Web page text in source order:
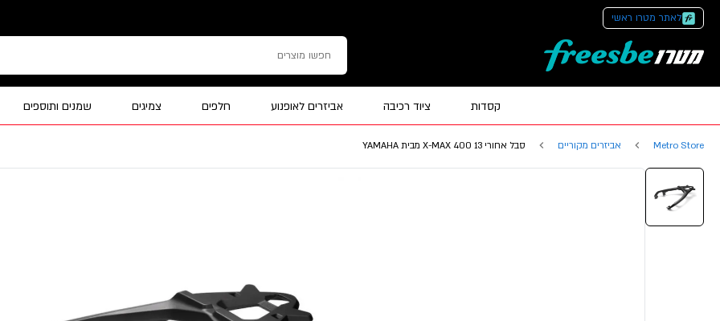
לאתר מטרו ראשי
קסדות ציוד רכיבה אביזרים לאופנוע חלפים צמיגים שמנים ותוספים
Metro Store אביזרים מקוריים סבל אחורי X-MAX 400 13 מבית YAMAHA